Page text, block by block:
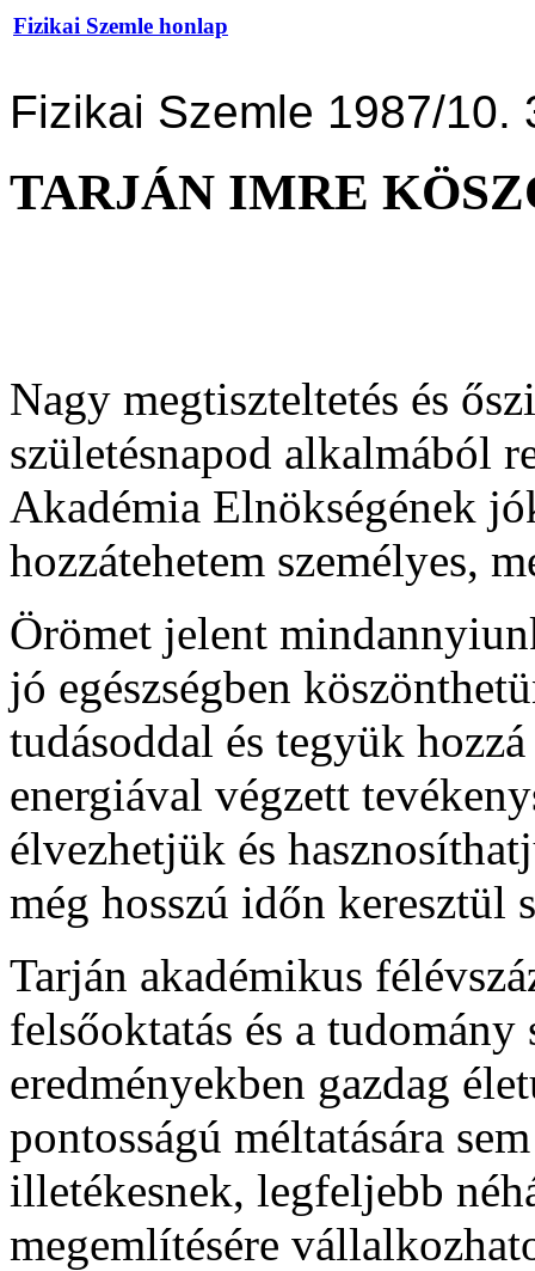
Fizikai Szemle honlap
Fizikai Szemle 1987/10.
TARJÁN IMRE
Nagy megtiszteltetés és
születésnapod alkalmából
Akadémia Elnökségének
hozzátehetem személyes,
Örömet jelent
jó egészségben
tudásoddal és tegyük
energiával végzett
élvezhetjük és
még hosszú időn keresztül
Tarján akadémikus
felsőoktatás és a
eredményekben gazdag
pontosságú méltatására
illetékesnek, legfeljebb
megemlítésére